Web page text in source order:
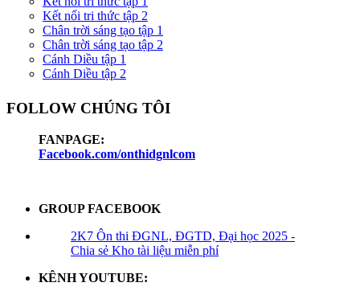
Kết nối tri thức tập 2
Chân trời sáng tạo tập 1
Chân trời sáng tạo tập 2
Cánh Diều tập 1
Cánh Diều tập 2
FOLLOW CHÚNG TÔI
FANPAGE:
Facebook.com/onthidgnlcom
GROUP FACEBOOK
2K7 Ôn thi ĐGNL, ĐGTD, Đại học 2025 -
Chia sẻ Kho tài liệu miễn phí
KÊNH YOUTUBE: